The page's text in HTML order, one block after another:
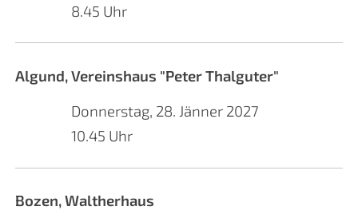
8.45 Uhr
Algund, Vereinshaus "Peter Thalguter"
Donnerstag, 28. Jänner 2027
10.45 Uhr
Bozen, Waltherhaus